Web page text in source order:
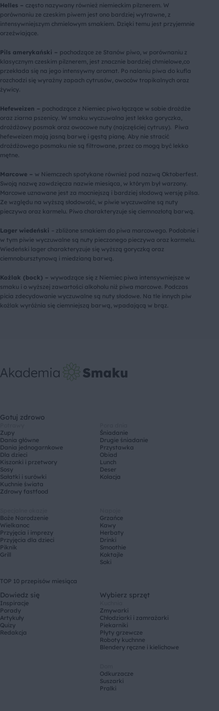
Helles – często nazywany również niemieckim pilznerem. W
porównaniu ze czeskim piwem jest ono bardziej wytrawne, z
intensywniejszym chmielowym smakiem. Dzięki temu jest przyjemnie
orzeźwiające.
Pils amerykański – pochodzące ze Stanów piwo, w porównaniu z
klasycznym czeskim pilznerem, jest znacznie bardziej chmielowe,co
przekłada się na jego intensywny aromat. Po nalaniu piwa do kufla
rozchodzi się wyraźny zapach cytrusów, owoców tropikalnych oraz
żywicy.
Hefeweizen – pochodzące z Niemiec piwo łączące w sobie drożdże
oraz ziarna pszenicy. W smaku wyczuwalna jest lekka goryczka,
drożdżowy posmak oraz owocowe nuty (najczęściej cytrusy). Piwa
hefeweizen mają jasną barwę i gęstą pianę. Aby nie stracić
drożdżowego posmaku nie są filtrowane, przez co mogą być lekko
mętne.
Marcowe – w Niemczech spotykane również pod nazwą Oktoberfest.
Swoją nazwę zawdzięcza nazwie miesiąca, w którym był warzony.
Marcowe uznawane jest za mocniejszą i bardziej słodową wersję pilsa.
Ze względu na wyższą słodowość, w piwie wyczuwalne są nuty
pieczywa oraz karmelu. Piwo charakteryzuje się ciemnozłotą barwą.
Lager wiedeński – zbliżone smakiem do piwa marcowego. Podobnie i
w tym piwie wyczuwalne są nuty pieczonego pieczywa oraz karmelu.
Wiedeński lager charakteryzuje się wyższą goryczką oraz
ciemnobursztynową i miedzianą barwą.
Koźlak (bock) – wywodzące się z Niemiec piwa intensywniejsze w
smaku i o wyższej zawartości alkoholu niż piwa marcowe. Podczas
picia zdecydowanie wyczuwalne są nuty słodowe. Na tle innych piw
koźlak wyróżnia się ciemniejszą barwą, wpadającą w brąz.
Gotuj zdrowo
Zupy
Dania główne
Dania jednogarnkowe
Dla dzieci
Kiszonki i przetwory
Sosy
Sałatki i surówki
Kuchnie świata
Zdrowy fastfood
Śniadanie
Drugie śniadanie
Przystawka
Obiad
Lunch
Deser
Kolacja
Boże Narodzenie
Wielkanoc
Przyjęcia i imprezy
Przyjęcia dla dzieci
Piknik
Grill
Grzańce
Kawy
Herbaty
Drinki
Smoothie
Koktajle
Soki
TOP 10 przepisów miesiąca
Dowiedz się
Inspiracje
Porady
Artykuły
Quizy
Redakcja
Wybierz sprzęt
Zmywarki
Chłodziarki i zamrażarki
Piekarniki
Płyty grzewcze
Roboty kuchnne
Blendery ręczne i kielichowe
Odkurzacze
Suszarki
Pralki